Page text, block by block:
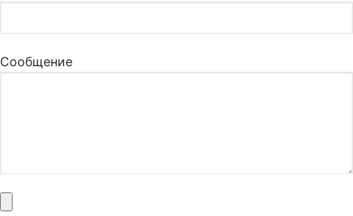
Сообщение